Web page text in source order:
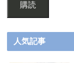
購読
人気記事